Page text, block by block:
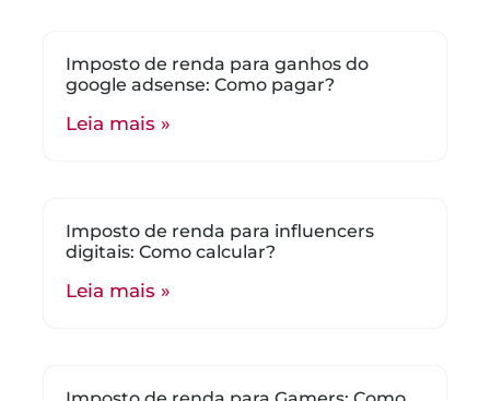
Imposto de renda para ganhos do
google adsense: Como pagar?
Leia mais »
Imposto de renda para influencers
digitais: Como calcular?
Leia mais »